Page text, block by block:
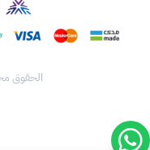
الحقوق